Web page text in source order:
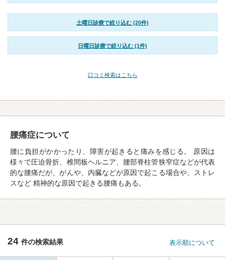
土曜日診療で絞り込む (20件)
日曜日診療で絞り込む (1件)
口コミ検索はこちら
腰痛症について
腰に負担がかかったり、障害が起きると痛みを感じる。 原因は
様々で圧迫骨折、椎間板ヘルニア、腰部脊柱管狭窄症などが代表
的な腰痛だが、がんや、内臓などが原因で起こる場合や、ストレ
スなど 精神的な原因で起きる腰痛もある。
24 件の検索結果 表示順について